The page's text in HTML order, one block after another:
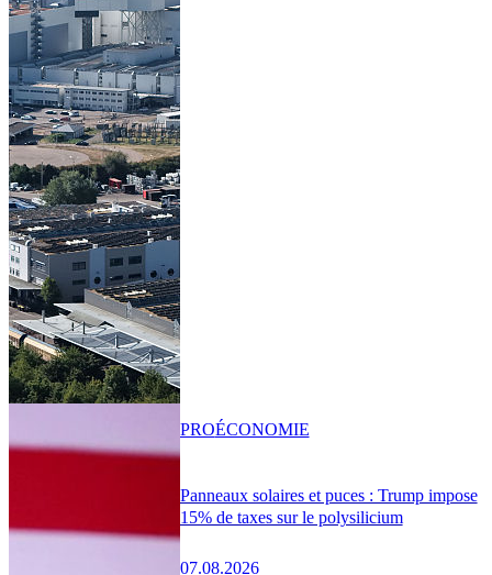
Panneaux solaires et puces : Trump impose
15% de taxes sur le polysilicium
07.08.2026
PROÉCONOMIE